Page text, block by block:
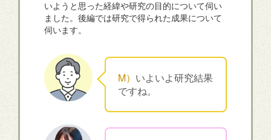
いようと思った経緯や研究の目的について伺い
ました。後編では研究で得られた成果について
伺います。
M） いよいよ研究結果
ですね。